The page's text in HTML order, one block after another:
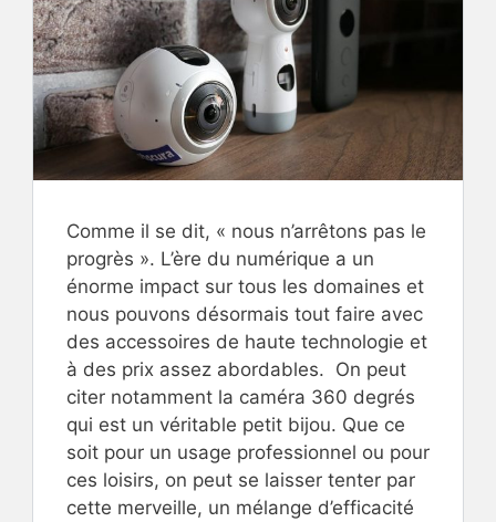
Comme il se dit, « nous n’arrêtons pas le
progrès ». L’ère du numérique a un
énorme impact sur tous les domaines et
nous pouvons désormais tout faire avec
des accessoires de haute technologie et
à des prix assez abordables. On peut
citer notamment la caméra 360 degrés
qui est un véritable petit bijou. Que ce
soit pour un usage professionnel ou pour
ces loisirs, on peut se laisser tenter par
cette merveille, un mélange d’efficacité